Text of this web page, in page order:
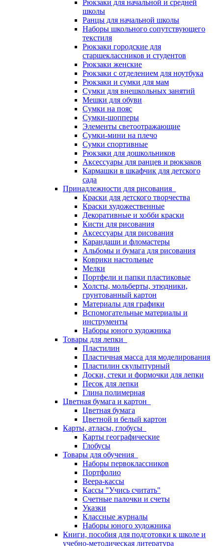
Рюкзаки для начальной и средней
школы
Ранцы для начальной школы
Наборы школьного сопутствующего
текстиля
Рюкзаки городские для
старшеклассников и студентов
Рюкзаки женские
Рюкзаки с отделением для ноутбука
Рюкзаки и сумки для мам
Сумки для внешкольных занятий
Мешки для обуви
Сумки на пояс
Сумки-шопперы
Элементы светоотражающие
Сумки-мини на плечо
Сумки спортивные
Рюкзаки для дошкольников
Аксессуары для ранцев и рюкзаков
Кармашки в шкафчик для детского
сада
Принадлежности для рисования
Краски для детского творчества
Краски художественные
Декоративные и хобби краски
Кисти для рисования
Аксессуары для рисования
Карандаши и фломастеры
Альбомы и бумага для рисования
Коврики настольные
Мелки
Портфели и папки пластиковые
Холсты, мольберты, этюдники,
грунтованный картон
Материалы для графики
Вспомогательные материалы и
инструменты
Наборы юного художника
Товары для лепки
Пластилин
Пластичная масса для моделирования
Пластилин скульптурный
Доски, стеки и формочки для лепки
Песок для лепки
Глина полимерная
Цветная бумага и картон
Цветная бумага
Цветной и белый картон
Карты, атласы, глобусы
Карты географические
Глобусы
Товары для обучения
Наборы первоклассников
Портфолио
Веера-кассы
Кассы "Учись считать"
Счетные палочки и счеты
Указки
Классные журналы
Наборы юного художника
Книги, пособия для подготовки к школе и
учебно-методическая литература